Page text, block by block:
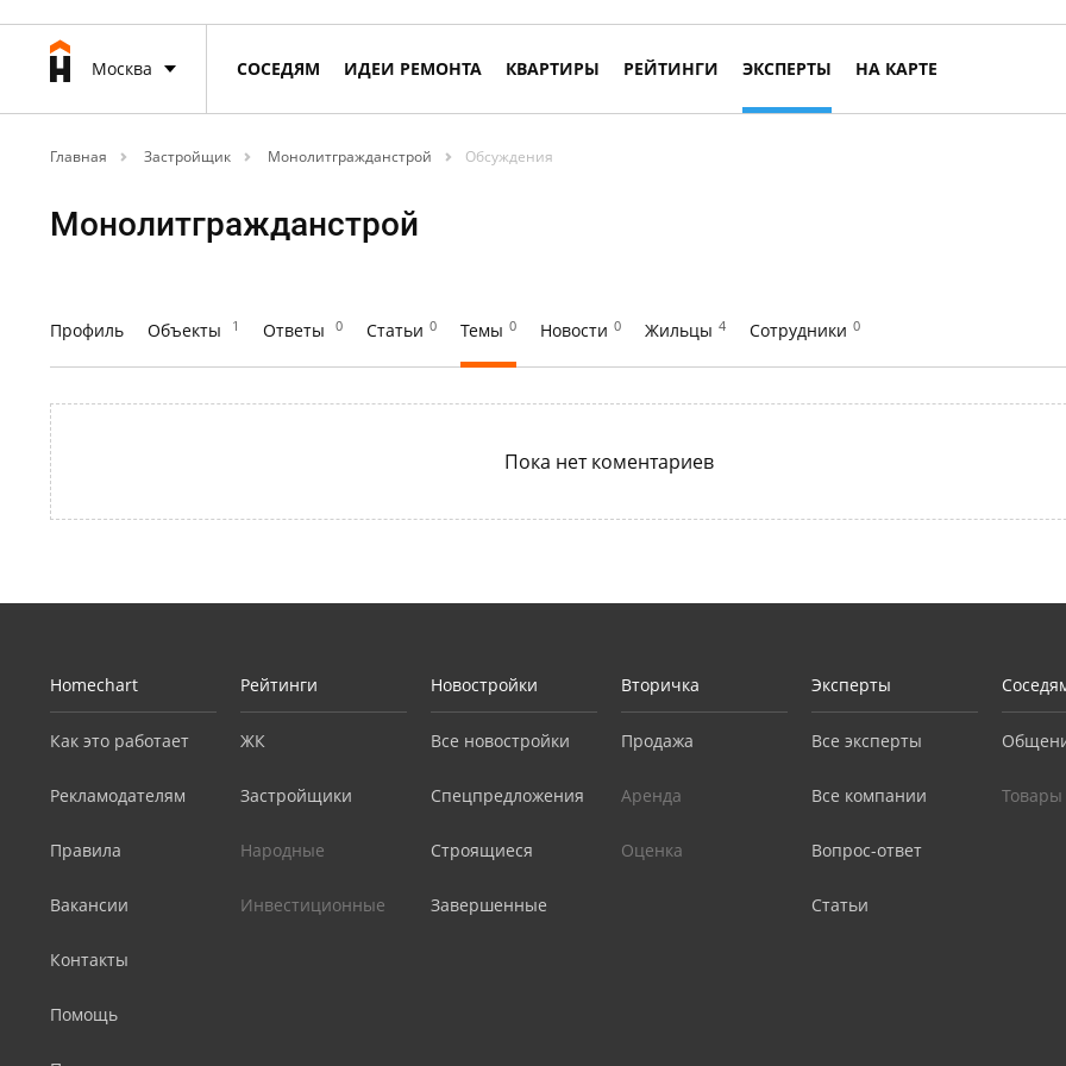
Москва СОСЕДЯМ ИДЕИ РЕМОНТА КВАРТИРЫ РЕЙТИНГИ ЭКСПЕРТЫ НА КАРТЕ
Главная Застройщик Монолитгражданстрой Обсуждения
Монолитгражданстрой
Профиль Объекты 1 Ответы 0 Статьи 0 Темы 0 Новости 0 Жильцы 4 Сотрудники 0
Пока нет коментариев
Homechart
Как это работает
Рекламодателям
Правила
Вакансии
Контакты
Помощь
Рейтинги
ЖК
Застройщики
Народные
Инвестиционные
Новостройки
Все новостройки
Спецпредложения
Строящиеся
Завершенные
Вторичка
Продажа
Аренда
Оценка
Эксперты
Все эксперты
Все компании
Вопрос-ответ
Статьи
Товары